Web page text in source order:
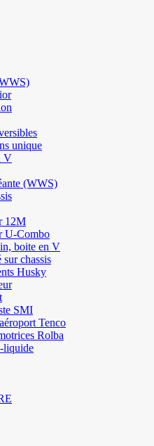
unique
V
(WWS)
12M
U-Combo
boite en V
sur chassis
Husky
SMI
Tenco
Rolba
liquide